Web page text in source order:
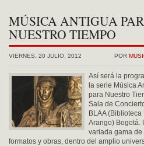
MÚSICA ANTIGUA
NUESTRO TIEMPO
POR
VIERNES, 20 JULIO, 2012
Así será la
la serie Música
para Nuestro
Sala de
BLAA (Biblioteca
Arango) Bogotá.
variada gama de
formatos y obras, dentro del amplio